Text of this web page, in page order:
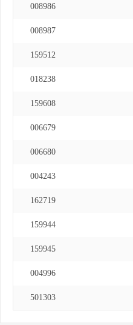
008986
008987
159512
018238
159608
006679
006680
004243
162719
159944
159945
004996
501303